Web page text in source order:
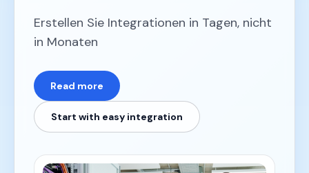
Erstellen Sie Integrationen in Tagen, nicht
in Monaten
Read more
Start with easy integration